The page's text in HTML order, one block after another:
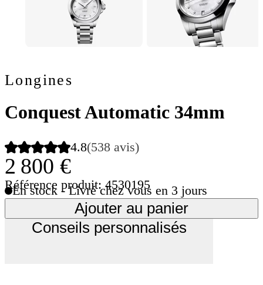
Longines
Conquest Automatic 34mm
4.8(538 avis)
2 800 €
Référence produit: 4530195
En stock - Livré chez vous en 3 jours
Ajouter au panier
Conseils personnalisés